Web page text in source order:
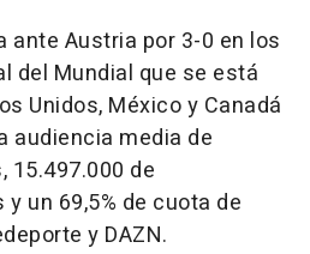
ante Austria por 3-0 en los
del Mundial que se está
Unidos, México y Canadá
audiencia media de
15.497.000 de
un 69,5% de cuota de
y DAZN.